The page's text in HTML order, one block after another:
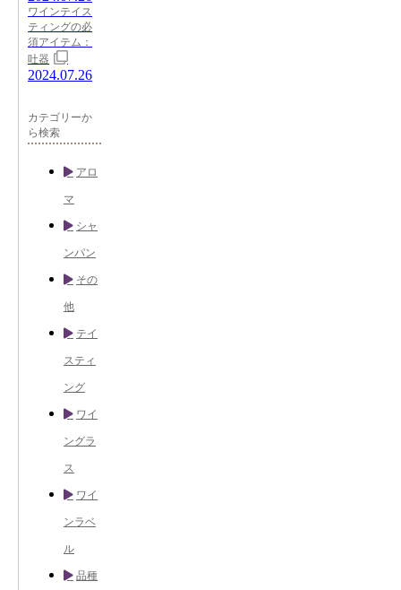
ワインテイス
ティングの必
須アイテム：
吐器
2024.07.26
カテゴリーか
ら検索
アロ
マ
シャ
ンパン
その
他
テイ
スティ
ング
ワイ
ングラ
ス
ワイ
ンラベ
ル
品種